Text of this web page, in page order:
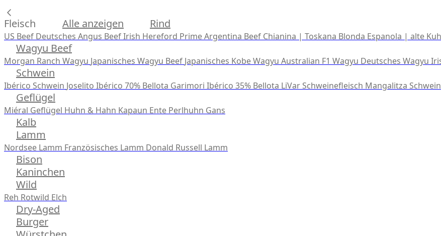
Fleisch Alle anzeigen Rind
US Beef Deutsches Angus BeefIrish Hereford PrimeArgentina Beef Chianina | Toskana Blonda Espanola | alte Kuh
Wagyu Beef
Morgan Ranch Wagyu Japanisches Wagyu Beef Japanisches Kobe Wagyu Australian F1 Wagyu Deutsches Wagyu
Schwein
Ibérico Schwein Joselito Ibérico 70% Bellota Garimori Ibérico 35% Bellota LiVar Schweinefleisch Mangalitza Schwein
Geflügel
Miéral Geflügel Huhn & Hahn Kapaun Ente Perlhuhn Gans
Kalb
Lamm
Nordsee Lamm Französisches Lamm Donald Russell Lamm
Bison
Kaninchen
Wild
Reh Rotwild Elch
Dry-Aged
Burger